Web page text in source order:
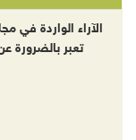
الآراء الواردة في
تعبر بالضرورة